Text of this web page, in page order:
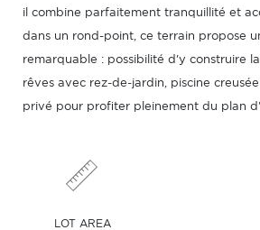
il combine parfaitement tranquillité et
dans un rond-point, ce terrain propose
remarquable : possibilité d'y construire
rêves avec rez-de-jardin, piscine
privé pour profiter pleinement du plan
LOT AREA